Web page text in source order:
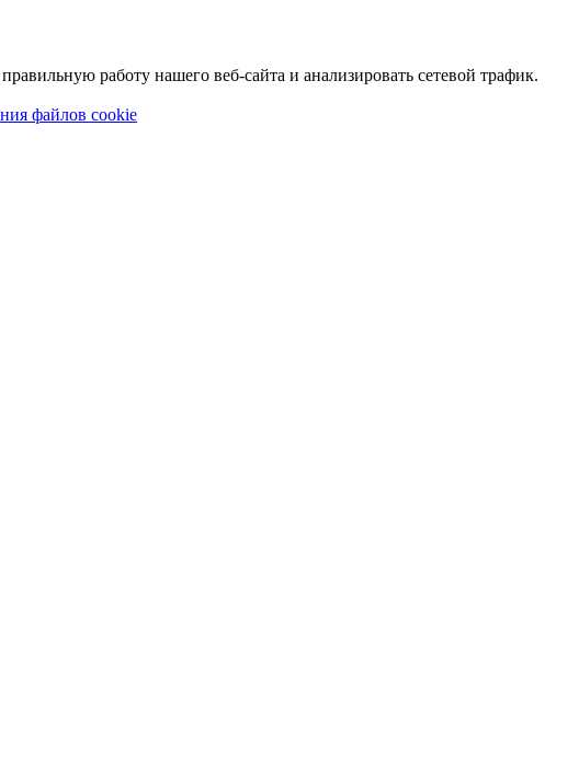
работу нашего веб-сайта и анализировать сетевой трафик.
файлов cookie